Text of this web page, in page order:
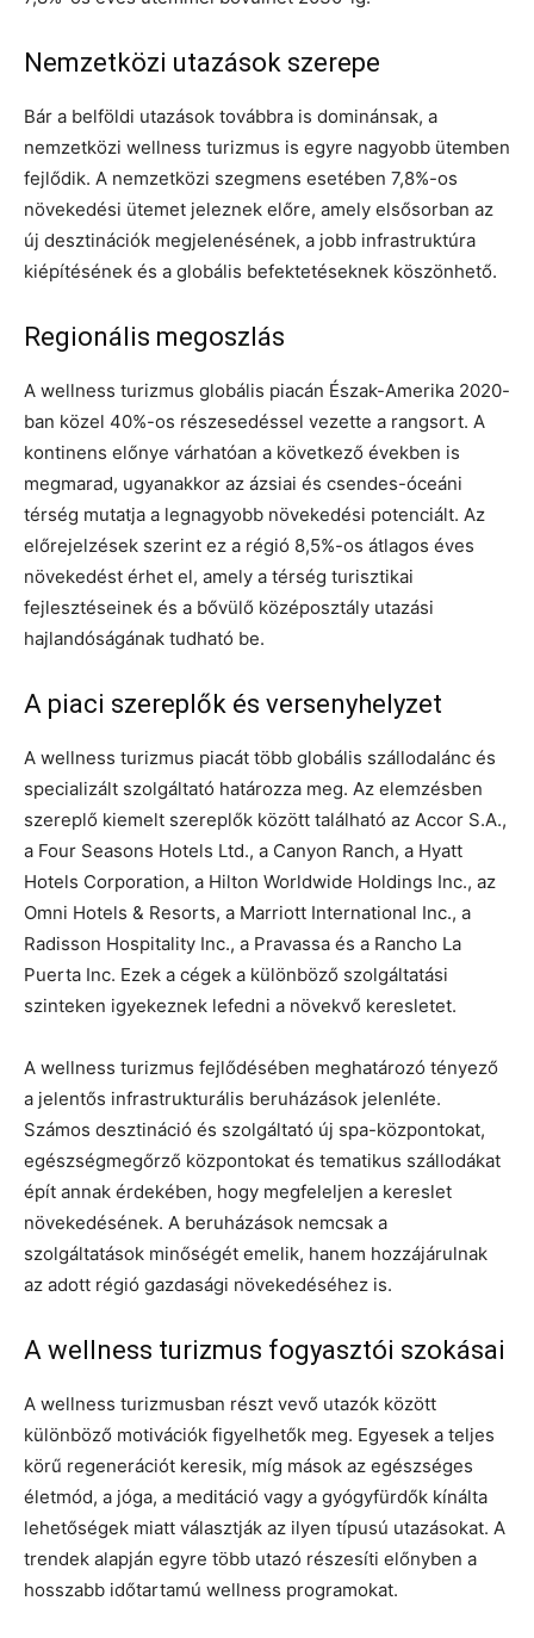
Nemzetközi utazások szerepe
Bár a belföldi utazások továbbra is dominánsak, a
nemzetközi wellness turizmus is egyre nagyobb ütemben
fejlődik. A nemzetközi szegmens esetében 7,8%-os
növekedési ütemet jeleznek előre, amely elsősorban az
új desztinációk megjelenésének, a jobb infrastruktúra
kiépítésének és a globális befektetéseknek köszönhető.
Regionális megoszlás
A wellness turizmus globális piacán Észak-Amerika 2020-
ban közel 40%-os részesedéssel vezette a rangsort. A
kontinens előnye várhatóan a következő években is
megmarad, ugyanakkor az ázsiai és csendes-óceáni
térség mutatja a legnagyobb növekedési potenciált. Az
előrejelzések szerint ez a régió 8,5%-os átlagos éves
növekedést érhet el, amely a térség turisztikai
fejlesztéseinek és a bővülő középosztály utazási
hajlandóságának tudható be.
A piaci szereplők és versenyhelyzet
A wellness turizmus piacát több globális szállodalánc és
specializált szolgáltató határozza meg. Az elemzésben
szereplő kiemelt szereplők között található az Accor S.A.,
a Four Seasons Hotels Ltd., a Canyon Ranch, a Hyatt
Hotels Corporation, a Hilton Worldwide Holdings Inc., az
Omni Hotels & Resorts, a Marriott International Inc., a
Radisson Hospitality Inc., a Pravassa és a Rancho La
Puerta Inc. Ezek a cégek a különböző szolgáltatási
szinteken igyekeznek lefedni a növekvő keresletet.
A wellness turizmus fejlődésében meghatározó tényező
a jelentős infrastrukturális beruházások jelenléte.
Számos desztináció és szolgáltató új spa-központokat,
egészségmegőrző központokat és tematikus szállodákat
épít annak érdekében, hogy megfeleljen a kereslet
növekedésének. A beruházások nemcsak a
szolgáltatások minőségét emelik, hanem hozzájárulnak
az adott régió gazdasági növekedéséhez is.
A wellness turizmus fogyasztói szokásai
A wellness turizmusban részt vevő utazók között
különböző motivációk figyelhetők meg. Egyesek a teljes
körű regenerációt keresik, míg mások az egészséges
életmód, a jóga, a meditáció vagy a gyógyfürdők kínálta
lehetőségek miatt választják az ilyen típusú utazásokat. A
trendek alapján egyre több utazó részesíti előnyben a
hosszabb időtartamú wellness programokat.